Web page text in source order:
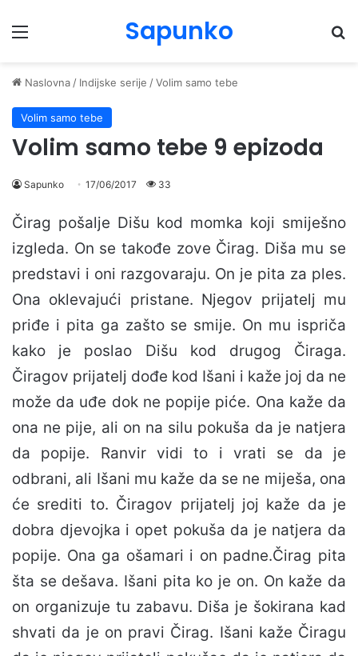
Menu Sapunko
Naslovna / Indijske serije /Volim samo tebe
Volim samo tebe
Volim samo tebe 9 epizoda
Sapunko 17/06/2017 33
Čirag pošalje Dišu kod momka koji smiješno
izgleda. On se takođe zove Čirag. Diša mu se
predstavi i oni razgovaraju. On je pita za ples.
Ona oklevajući pristane. Njegov prijatelj mu
priđe i pita ga zašto se smije. On mu ispriča
kako je poslao Dišu kod drugog Čiraga.
Čiragov prijatelj dođe kod Išani i kaže joj da ne
može da uđe dok ne popije piće. Ona kaže da
ona ne pije, ali on na silu pokuša da je natjera
da popije. Ranvir vidi to i vrati se da je
odbrani, ali Išani mu kaže da se ne miješa, ona
će srediti to. Čiragov prijatelj joj kaže da je
dobra djevojka i opet pokuša da je natjera da
popije. Ona ga ošamari i on padne.Čirag pita
šta se dešava. Išani pita ko je on. On kaže da
on organizuje tu zabavu. Diša je šokirana kad
shvati da je on pravi Čirag. Išani kaže Čiragu